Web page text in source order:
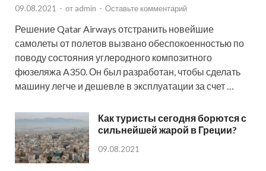
09.08.2021 - от admin - Оставьте комментарий
Решение Qatar Airways отстранить новейшие
самолеты от полетов вызвано обеспокоенностью по
поводу состояния углеродного композитного
фюзеляжа A350. Он был разработан, чтобы сделать
машину легче и дешевле в эксплуатации за счет …
Как туристы сегодня борются с
сильнейшей жарой в Греции?
09.08.2021